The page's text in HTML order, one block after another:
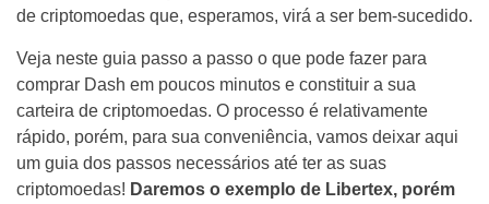
de criptomoedas que, esperamos, virá a ser bem-sucedido.
Veja neste guia passo a passo o que pode fazer para
comprar Dash em poucos minutos e constituir a sua
carteira de criptomoedas. O processo é relativamente
rápido, porém, para sua conveniência, vamos deixar aqui
um guia dos passos necessários até ter as suas
criptomoedas! Daremos o exemplo de Libertex, porém